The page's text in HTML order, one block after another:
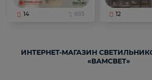
14 693 12
ИНТЕРНЕТ-МАГАЗИН
«ВАМСВЕТ»